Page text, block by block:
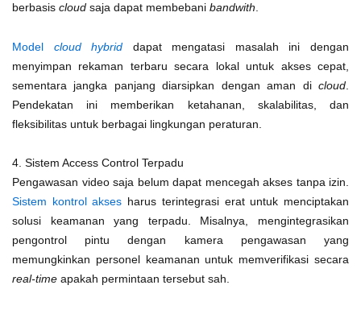
berbasis cloud saja dapat membebani bandwith
Model cloud hybrid dapat mengatasi masalah ini dengan
menyimpan rekaman terbaru secara lokal untuk akses cepat,
sementara jangka panjang diarsipkan dengan aman di cloud
Pendekatan ini memberikan ketahanan, skalabilitas, dan
fleksibilitas untuk berbagai lingkungan peraturan.
4. Sistem Access Control Terpadu
Pengawasan video saja belum dapat mencegah akses tanpa izin.
Sistem kontrol akses harus terintegrasi erat untuk menciptakan
solusi keamanan yang terpadu. Misalnya, mengintegrasikan
pengontrol pintu dengan kamera pengawasan yang
memungkinkan personel keamanan untuk memverifikasi secara
real-time apakah permintaan tersebut sah.